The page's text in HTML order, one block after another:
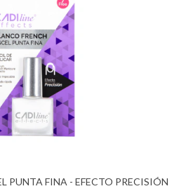
PUNTA FINA - EFECTO PRECISIÓN